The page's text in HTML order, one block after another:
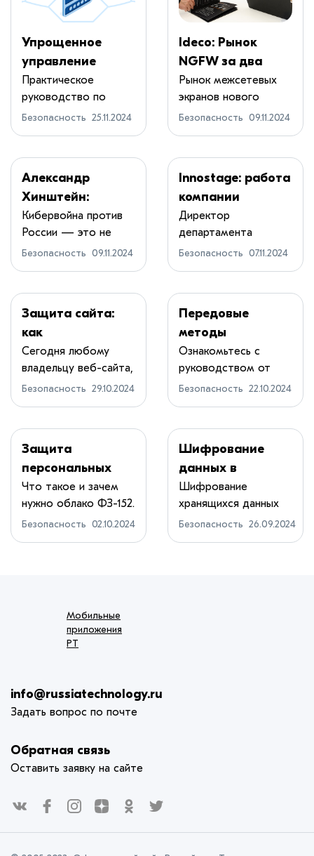
Упрощенное
управление
безопасностью:
защита ваших
микросервисных
приложений
Практическое
руководство по
реализации
Безопасность 25.11.2024
Ideco: Рынок
NGFW за два
года вырос в 6
раз
Рынок межсетевых
экранов нового
поколения (NGFW) в...
Безопасность 09.11.2024
Александр
Хинштейн:
«Бороться с
преступниками
мало — важно
научить людей
защищать свои
данные»
Кибервойна против
России — это не
сюжет бло...
Безопасность 09.11.2024
Innostage: работа
компании
невозможна без
обеспечения
киберустойчивос
ти
Директор
департамента
внутренней
Безопасность 07.11.2024
Защита сайта:
как
предотвратить
кибератаки и
сохранить
данные в
безопасности
Сегодня любому
владельцу веб-сайта,
будь то интерн...
Безопасность 29.10.2024
Передовые
методы
автоматического
обнаружения
угроз
Ознакомьтесь с
руководством от
специалистов
Безопасность 22.10.2024
Защита
персональных
данных в облаке:
что нужно знать
по 152-ФЗ
Что такое и зачем
нужно облако ФЗ-152.
Специалисты...
Безопасность 02.10.2024
Шифрование
данных в
кибербезопаснос
ти
Шифрование
хранящихся данных
имеет жизненно
Безопасность 26.09.2024
Мобильные
приложения
РТ
info@russiatechnology.ru
Задать вопрос по почте
Обратная связь
Оставить заявку на сайте